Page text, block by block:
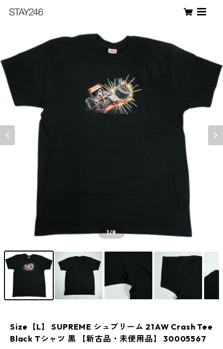
1/9
Size【L】 SUPREME シュプリーム 21AW Crash Tee
Black Tシャツ 黒 【新古品・未使用品】 30005567